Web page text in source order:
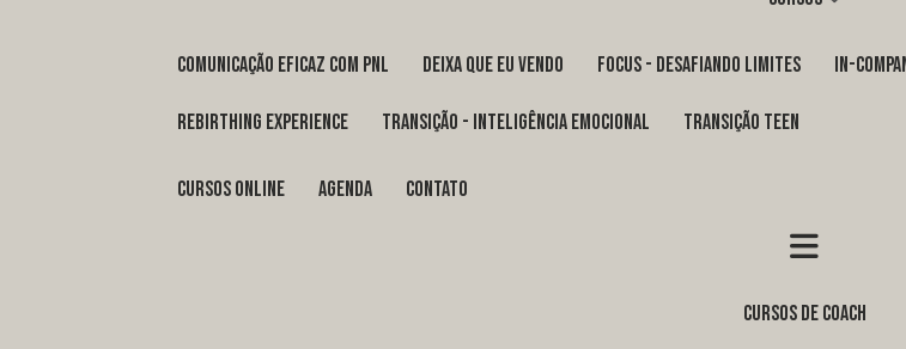
COMUNICAÇÃO EFICAZ COM PNL DEIXA QUE EU VENDO FOCUS - DESAFIANDO LIMITES In-
REBIRTHING EXPERIENCE TRANSIÇÃO - INTELIGÊNCIA EMOCIONAL TRANSIÇÃO TEEN
Cursos Online Agenda Contato
cursos de coach